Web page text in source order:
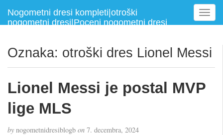
Nogometni dresi kompleti|otroški
nogometni dresi|Poceni nogometni dresi
T
o
l
e
a
Oznaka: otroški dres Lionel Messi
Lionel Messi je postal MVP
lige MLS
by nogometnidresiblogb on 7. decembra, 2024